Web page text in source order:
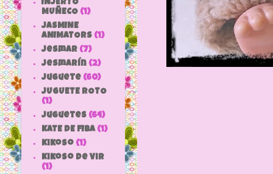
INJERTO
MUÑECO (1)
JASMINE
ANIMATORS (1)
jesmar (7)
jesmarín (2)
juguete (60)
JUGUETE ROTO
(1)
Juguetes (64)
KATE DE FIBA (1)
Kikoso (1)
Kikoso de Vir
(1)